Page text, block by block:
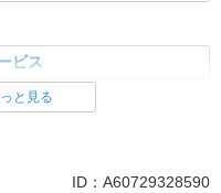
ビス
と見る
ID：A60729328590